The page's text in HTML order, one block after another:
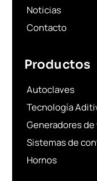
Noticias
Contacto
Productos
Autoclaves
Tecnología
Generadores de
Sistemas de
Hornos